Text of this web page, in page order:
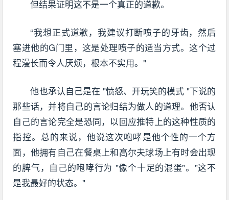
但结果证明这不是一个真正的道歉。
“我想正式道歉，我建议打断喷子的牙齿，然后
塞进他的G门里，这是处理喷子的适当方式。这个过
程漫长而令人厌烦，根本不实用。"
他也承认自己是在 "愤怒、开玩笑的模式 "下说的
那些话，并将自己的言论归结为做人的道理。他否认
自己的言论完全是恐同，以回应推特上的这种性质的
指控。总的来说，他说这次咆哮是他个性的一个方
面，他拥有自己在餐桌上和高尔夫球场上有时会出现
的脾气，自己的咆哮行为 "像个十足的混蛋"。"这不
是我最好的状态。"